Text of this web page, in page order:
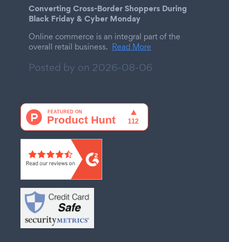
Converting Cross-Border Shoppers During
Black Friday & Cyber Monday
Online commerce is an integral part of the
overall retail business. Read More
Posted by on 2026-08-06